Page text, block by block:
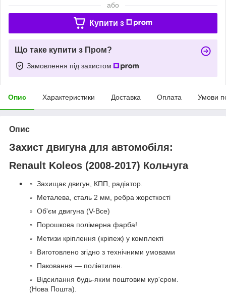
або
Купити з
Що таке купити з Пром?
Замовлення під захистом
Опис Характеристики Доставка Оплата Умови
Опис
Захист двигуна для автомобіля:
Renault Koleos (2008-2017) Кольчуга
Захищає двигун, КПП, радіатор.
Металева, сталь 2 мм, ребра жорсткості
Об'єм двигуна (V-Все)
Порошкова полімерна фарба!
Метизи кріплення (кріпеж) у комплекті
Виготовлено згідно з технічними умовами
Паковання — поліетилен.
Відсилання будь-яким поштовим кур'єром.
(Нова Пошта).